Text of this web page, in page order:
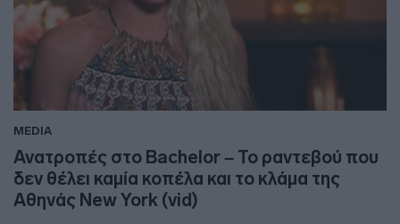
MEDIA
Ανατροπές στο Bachelor – Το ραντεβού που
δεν θέλει καμία κοπέλα και το κλάμα της
Αθηνάς New York (vid)